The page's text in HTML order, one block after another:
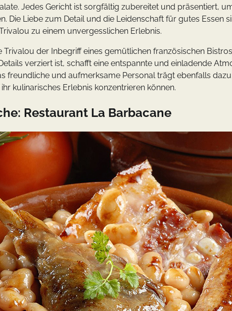
Jedes Gericht ist sorgfältig zubereitet und präsentiert,
Die Liebe zum Detail und die Leidenschaft für gutes Essen
zu einem unvergesslichen Erlebnis.
der Inbegriff eines gemütlichen französischen
verziert ist, schafft eine entspannte und einladende
freundliche und aufmerksame Personal trägt ebenfalls
kulinarisches Erlebnis konzentrieren können.
Restaurant La Barbacane